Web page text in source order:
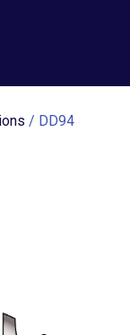
/ DD94